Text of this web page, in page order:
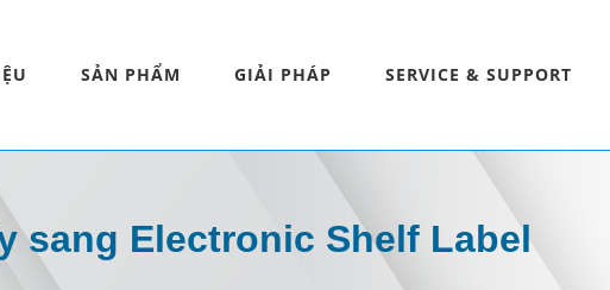
SẢN PHẨM GIẢI PHÁP SERVICE & SUPPORT
sang Electronic Shelf Label